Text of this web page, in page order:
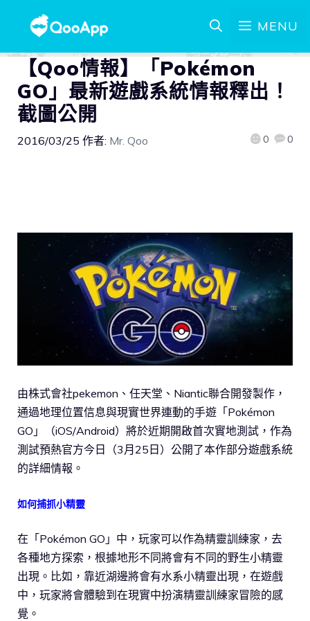
MENU
【Qoo情報】「Pokémon
GO」最新遊戲系統情報釋出！
截圖公開
2016/03/25 作者: Mr. Qoo 0 0
由株式會社pekemon、任天堂、Niantic聯合開發製作，
通過地理位置信息與現實世界連動的手遊「Pokémon
GO」（iOS/Android）將於近期開啟首次實地測試，作為
測試預熱官方今日（3月25日）公開了本作部分遊戲系統
的詳細情報。
如何捕抓小精靈
在「Pokémon GO」中，玩家可以作為精靈訓練家，去
各種地方探索，根據地形不同將會有不同的野生小精靈
出現。比如，靠近湖邊將會有水系小精靈出現，在遊戲
中，玩家將會體驗到在現實中扮演精靈訓練家冒險的感
覺。